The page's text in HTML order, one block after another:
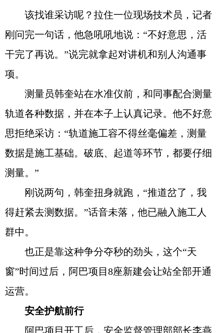
该找谁采访呢？拉住一位现场技术员，记者
刚问完一句话，他急吼吼地说：“不好意思，活
干完了再说。”说完就拿起对讲机和别人沟通事
项。
测量员韩奎站在水准仪前，和同事配合测量
轨道各种数据，并在本子上认真记录。他不好意
思拒绝采访：“轨道施工容不得丝毫偏差，测量
数据是施工基础。破底、起道等环节，都要仔细
测量。”
刚说两句，韩奎扭身就跑，“推道岔了，我
得赶紧去测数据。”话音未落，他已融入施工人
群中。
也正是靠这种争分夺秒的劲头，这个“天
窗”时间过后，阿巴项目8座新建会让站全部开通
运营。
安全护航前行
阿巴项目开工后，安全监督管理部部长李燕